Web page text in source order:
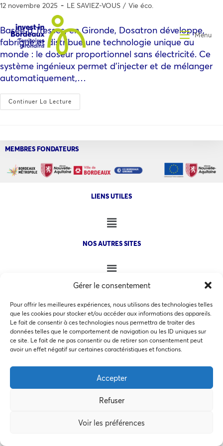
Gérer le consentement
Pour offrir les meilleures expériences, nous utilisons des technologies telles
que les cookies pour stocker et/ou accéder aux informations des appareils.
Le fait de consentir à ces technologies nous permettra de traiter des
données telles que le comportement de navigation ou les ID uniques sur
ce site. Le fait de ne pas consentir ou de retirer son consentement peut
avoir un effet négatif sur certaines caractéristiques et fonctions.
Accepter
Refuser
Voir les préférences
Ce site utilise des cookies pour les statistiques et pour
politique de confidentialité
Accepter
Refuser
Préférences des cookies
Menu
12 novembre 2025 LE SAVIEZ-VOUS / Vie éco.
Basée à Tresses, en Gironde, Dosatron développe,
fabrique et distribue une technologie unique au
monde : le doseur proportionnel sans électricité. Ce
système ingénieux permet d’injecter et de mélanger
automatiquement,…
Continuer La Lecture
MEMBRES FONDATEURS
LIENS UTILES
NOS AUTRES SITES
COPYRIGHT @ 2026 - INVEST IN BORDEAUX - 32 Allées d'Orléans
33000 Bordeaux
MEMBRES BIENFAITEURS